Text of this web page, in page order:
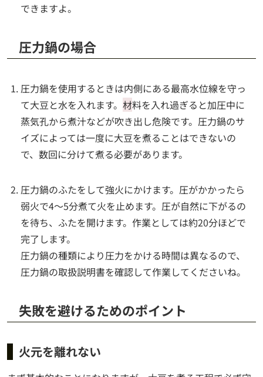
できますよ。
圧力鍋の場合
圧力鍋を使用するときは内側にある最高水位線を守っ
て大豆と水を入れます。材料を入れ過ぎると加圧中に
蒸気孔から煮汁などが吹き出し危険です。圧力鍋のサ
イズによっては一度に大豆を煮ることはできないの
で、数回に分けて煮る必要があります。
圧力鍋のふたをして強火にかけます。圧がかかったら
弱火で4～5分煮て火を止めます。圧が自然に下がるの
を待ち、ふたを開けます。作業としては約20分ほどで
完了します。
圧力鍋の種類により圧力をかける時間は異なるので、
圧力鍋の取扱説明書を確認して作業してくださいね。
失敗を避けるためのポイント
火元を離れない